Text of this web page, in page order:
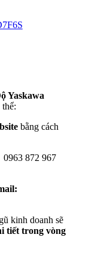
Yaskawa
bằng cách
0963 872 967
kinh doanh sẽ
tiết trong vòng